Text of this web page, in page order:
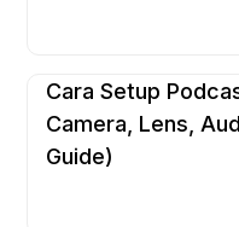
Cara Setup
Camera, Lens,
Guide)